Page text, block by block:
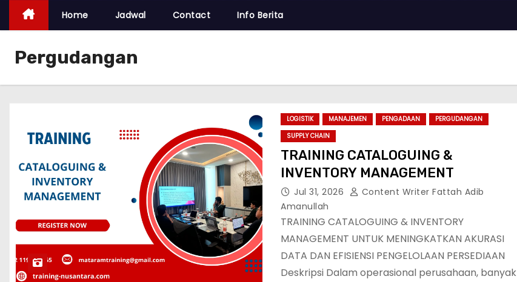
Home Jadwal Contact Info Berita
Pergudangan
LOGISTIK MANAJEMEN PENGADAAN
PERGUDANGAN
SUPPLY CHAIN
TRAINING CATALOGUING &
INVENTORY MANAGEMENT
Jul 31, 2026
Content Writer Fattah Adib
Amanullah
TRAINING CATALOGUING & INVENTORY
MANAGEMENT UNTUK MENINGKATKAN AKURASI
DATA DAN EFISIENSI PENGELOLAAN PERSEDIAAN
Deskripsi Dalam operasional perusahaan, banyak